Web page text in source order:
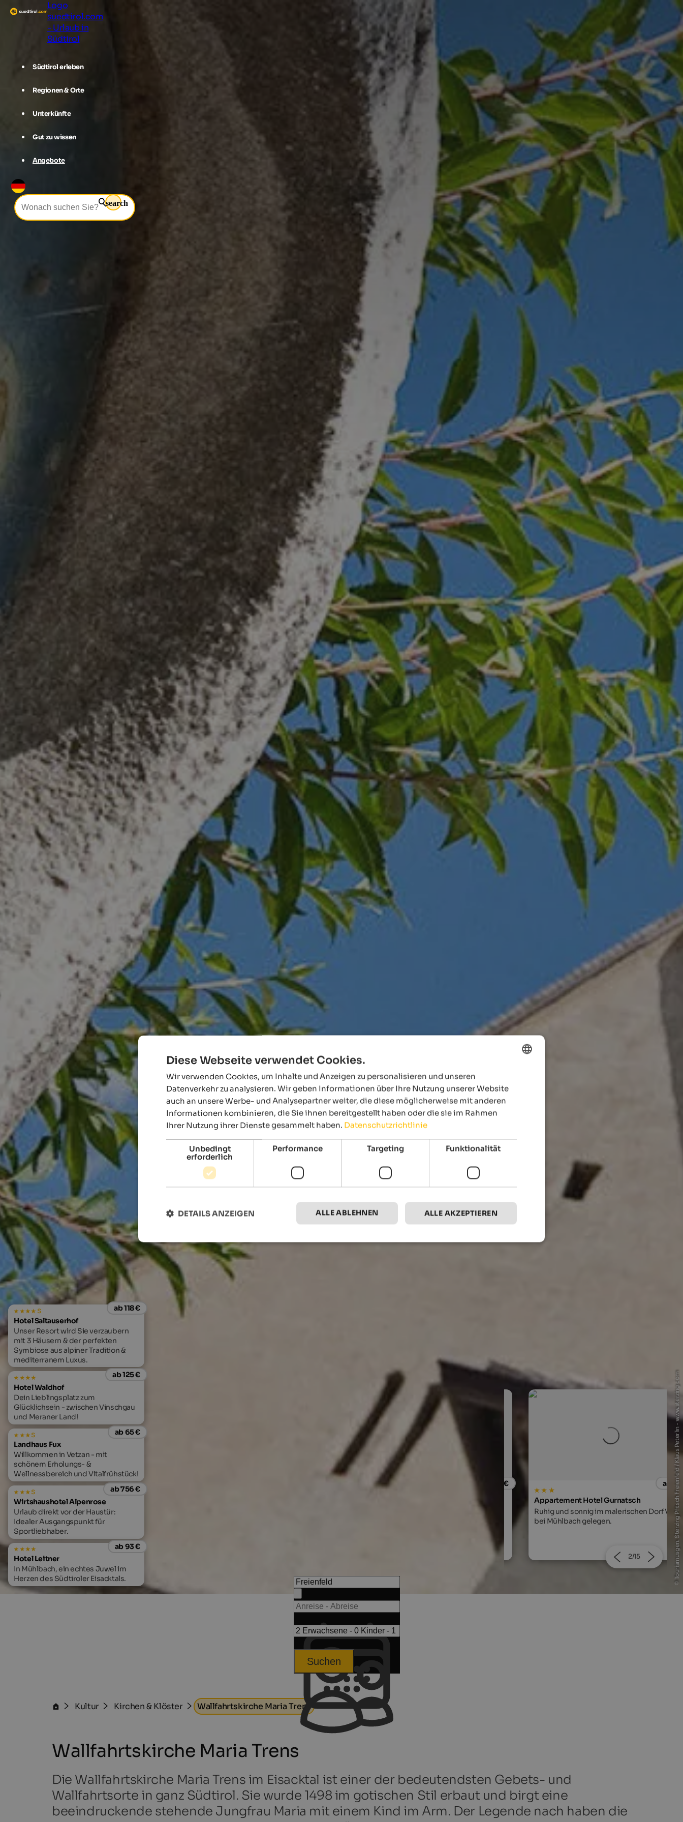
Logo
suedtirol.com
- Urlaub in
Südtirol
Südtirol erleben
Regionen & Orte
Unterkünfte
Gut zu wissen
Angebote
search
ab 118 €
s
Hotel Saltauserhof
Unser Resort wird Sie verzaubern
mit 3 Häusern & der perfekten
Symbiose aus alpiner Tradition &
mediterranem Luxus.
ab 125 €
Hotel Waldhof
Dein Lieblingsplatz zum
Glücklichsein - zwischen Vinschgau
und Meraner Land!
ab 65 €
s
Landhaus Fux
Willkommen in Vetzan - mit
schönem Erholungs- &
Wellnessbereich und Vitalfrühstück!
ab 756 €
s
Wirtshaushotel Alpenrose
Urlaub direkt vor der Haustür:
Idealer Ausgangspunkt für
Sportliebhaber.
ab 93 €
Hotel Leitner
In Mühlbach, ein echtes Juwel im
Herzen des Südtiroler Eisacktals.
ab 135 €
Naturerlebnis & Entspannung, Genuss mit
ab 54
Appartement Hotel Gurnatsch
Ruhig und sonnig im malerischen Dorf Vals
bei Mühlbach gelegen.
2/15 © Tourismusgen. Sterzing Pfitsch Freienfeld / Klaus Peterlin - www.sterzing.com
Suchen
Kultur Kirchen & Klöster Wallfahrtskirche Maria Trens
Wallfahrtskirche Maria Trens
Die Wallfahrtskirche Maria Trens im Eisacktal ist einer der bedeutendsten Gebets- und
Wallfahrtsorte in ganz Südtirol. Sie wurde 1498 im gotischen Stil erbaut und birgt eine
beeindruckende stehende Jungfrau Maria mit einem Kind im Arm. Der Legende nach haben die
GERMAN
Diese Webseite verwendet Cookies.
Wir verwenden Cookies, um Inhalte und Anzeigen zu personalisieren und unseren
Datenverkehr zu analysieren. Wir geben Informationen über Ihre Nutzung unserer Website
auch an unsere Werbe- und Analysepartner weiter, die diese möglicherweise mit anderen
Informationen kombinieren, die Sie ihnen bereitgestellt haben oder die sie im Rahmen
Ihrer Nutzung ihrer Dienste gesammelt haben. Datenschutzrichtlinie
Unbedingt
erforderlich
Performance Targeting Funktionalität
ALLE AKZEPTIEREN
ALLE ABLEHNEN
DETAILS ANZEIGEN